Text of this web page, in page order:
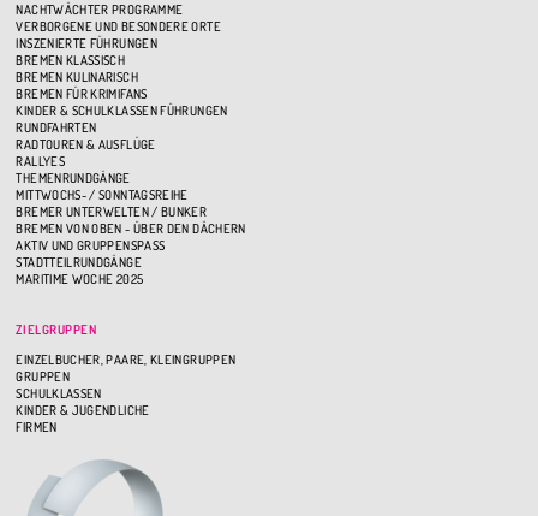
NACHTWÄCHTER PROGRAMME
VERBORGENE UND BESONDERE ORTE
INSZENIERTE FÜHRUNGEN
BREMEN KLASSISCH
BREMEN KULINARISCH
BREMEN FÜR KRIMIFANS
KINDER & SCHULKLASSEN FÜHRUNGEN
RUNDFAHRTEN
RADTOUREN & AUSFLÜGE
RALLYES
THEMENRUNDGÄNGE
MITTWOCHS- / SONNTAGSREIHE
BREMER UNTERWELTEN / BUNKER
BREMEN VON OBEN - ÜBER DEN DÄCHERN
AKTIV UND GRUPPENSPASS
STADTTEILRUNDGÄNGE
MARITIME WOCHE 2025
ZIELGRUPPEN
EINZELBUCHER, PAARE, KLEINGRUPPEN
GRUPPEN
SCHULKLASSEN
KINDER & JUGENDLICHE
FIRMEN